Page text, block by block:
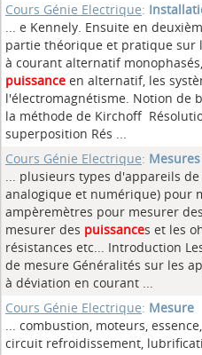
Cours Génie Electrique:
... e Kennely. Ensuite en
partie théorique et pratique sur
à courant alternatif
puissance en alternatif, les
l'électromagnétisme. Notion de
la méthode de Kirchoff
superposition Rés ...
Cours Génie Electrique:
... plusieurs types d'appareils
analogique et numérique) pour
ampèremètres pour mesurer
mesurer des puissances et les
résistances etc... Introduction
de mesure Généralités sur les
à déviation en courant ...
Cours Génie Electrique: Mesure
... combustion, moteurs,
circuit refroidissement,